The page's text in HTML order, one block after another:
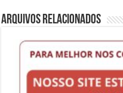
Arquivos Relacionados